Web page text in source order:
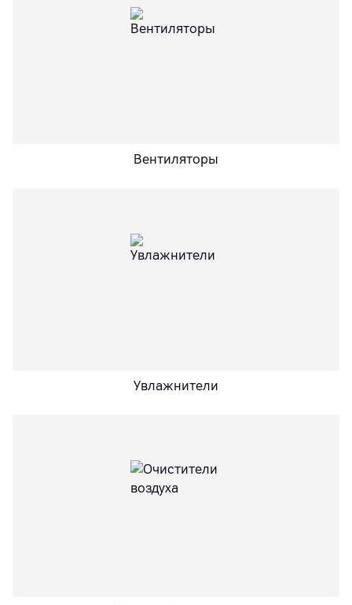
Вентиляторы
Увлажнители